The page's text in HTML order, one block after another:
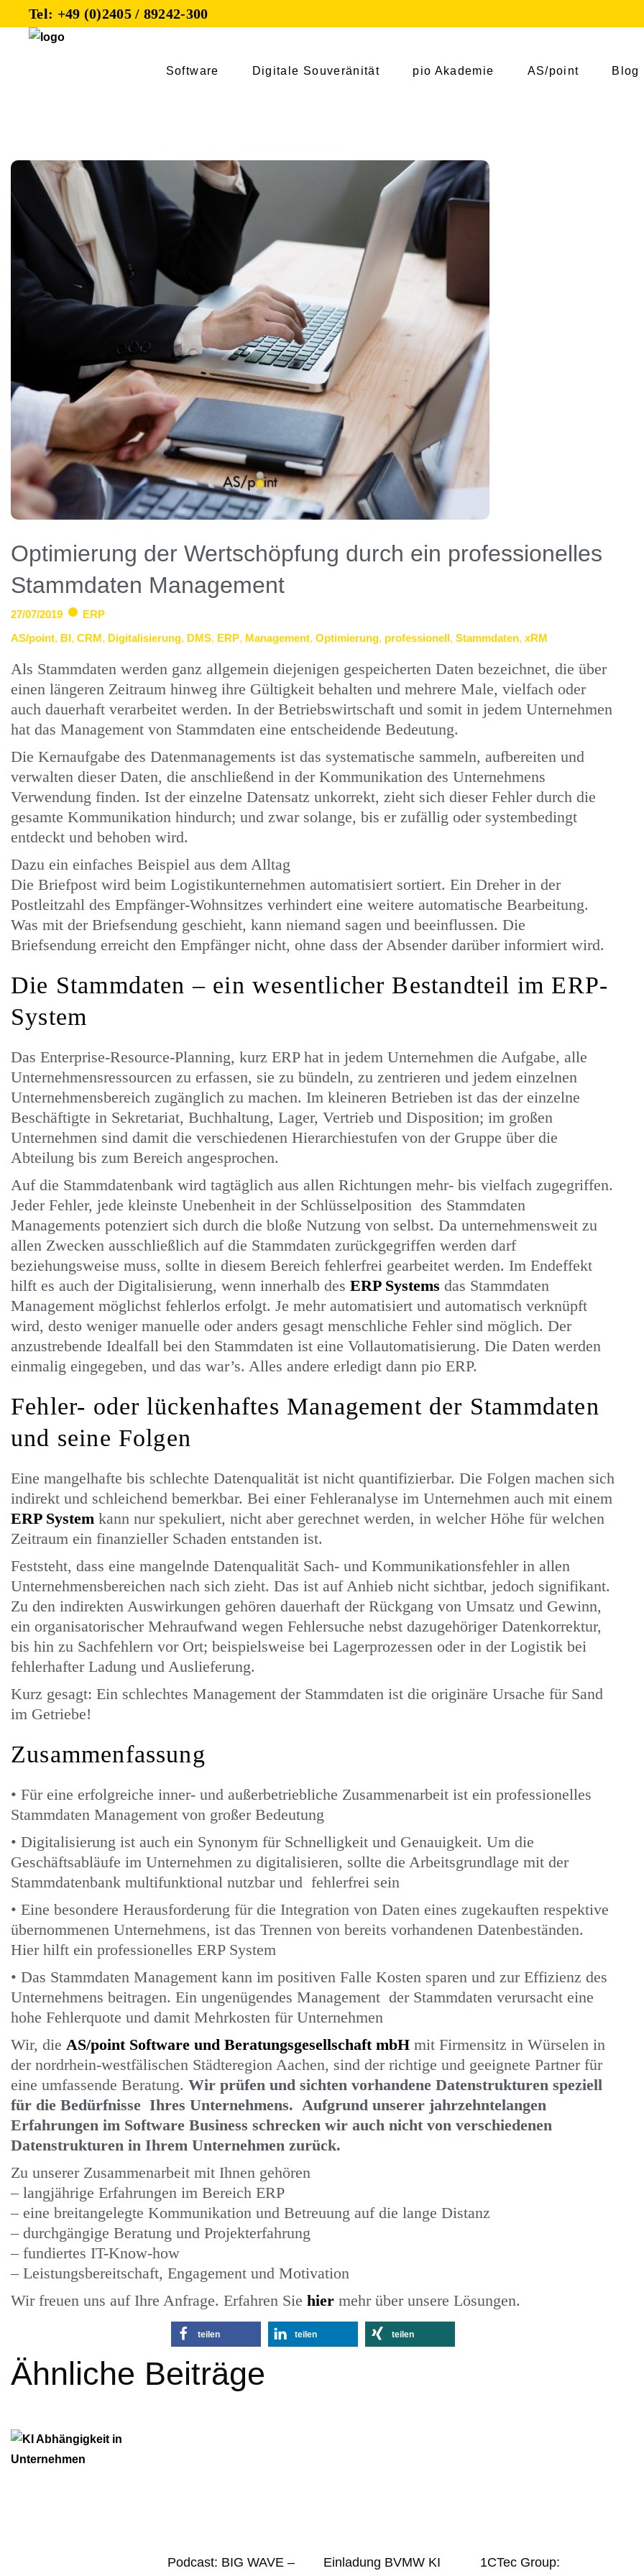
Tel: +49 (0)2405 / 89242-300
Software Digitale Souveränität pio Akademie AS/point Blog
Optimierung der Wertschöpfung durch ein professionelles
Stammdaten Management
27/07/2019
ERP
AS/point, BI, CRM, Digitalisierung, DMS, ERP, Management, Optimierung, professionell, Stammdaten, xRM
Als Stammdaten werden ganz allgemein diejenigen gespeicherten Daten bezeichnet, die über
einen längeren Zeitraum hinweg ihre Gültigkeit behalten und mehrere Male, vielfach oder
auch dauerhaft verarbeitet werden. In der Betriebswirtschaft und somit in jedem Unternehmen
hat das Management von Stammdaten eine entscheidende Bedeutung.
Die Kernaufgabe des Datenmanagements ist das systematische sammeln, aufbereiten und
verwalten dieser Daten, die anschließend in der Kommunikation des Unternehmens
Verwendung finden. Ist der einzelne Datensatz unkorrekt, zieht sich dieser Fehler durch die
gesamte Kommunikation hindurch; und zwar solange, bis er zufällig oder systembedingt
entdeckt und behoben wird.
Dazu ein einfaches Beispiel aus dem Alltag
Die Briefpost wird beim Logistikunternehmen automatisiert sortiert. Ein Dreher in der
Postleitzahl des Empfänger-Wohnsitzes verhindert eine weitere automatische Bearbeitung.
Was mit der Briefsendung geschieht, kann niemand sagen und beeinflussen. Die
Briefsendung erreicht den Empfänger nicht, ohne dass der Absender darüber informiert wird.
Die Stammdaten – ein wesentlicher Bestandteil im ERP-
System
Das Enterprise-Resource-Planning, kurz ERP hat in jedem Unternehmen die Aufgabe, alle
Unternehmensressourcen zu erfassen, sie zu bündeln, zu zentrieren und jedem einzelnen
Unternehmensbereich zugänglich zu machen. Im kleineren Betrieben ist das der einzelne
Beschäftigte in Sekretariat, Buchhaltung, Lager, Vertrieb und Disposition; im großen
Unternehmen sind damit die verschiedenen Hierarchiestufen von der Gruppe über die
Abteilung bis zum Bereich angesprochen.
Auf die Stammdatenbank wird tagtäglich aus allen Richtungen mehr- bis vielfach zugegriffen.
Jeder Fehler, jede kleinste Unebenheit in der Schlüsselposition des Stammdaten
Managements potenziert sich durch die bloße Nutzung von selbst. Da unternehmensweit zu
allen Zwecken ausschließlich auf die Stammdaten zurückgegriffen werden darf
beziehungsweise muss, sollte in diesem Bereich fehlerfrei gearbeitet werden. Im Endeffekt
hilft es auch der Digitalisierung, wenn innerhalb des ERP Systems das Stammdaten
Management möglichst fehlerlos erfolgt. Je mehr automatisiert und automatisch verknüpft
wird, desto weniger manuelle oder anders gesagt menschliche Fehler sind möglich. Der
anzustrebende Idealfall bei den Stammdaten ist eine Vollautomatisierung. Die Daten werden
einmalig eingegeben, und das war’s. Alles andere erledigt dann pio ERP.
Fehler- oder lückenhaftes Management der Stammdaten
und seine Folgen
Eine mangelhafte bis schlechte Datenqualität ist nicht quantifizierbar. Die Folgen machen sich
indirekt und schleichend bemerkbar. Bei einer Fehleranalyse im Unternehmen auch mit einem
ERP System kann nur spekuliert, nicht aber gerechnet werden, in welcher Höhe für welchen
Zeitraum ein finanzieller Schaden entstanden ist.
Feststeht, dass eine mangelnde Datenqualität Sach- und Kommunikationsfehler in allen
Unternehmensbereichen nach sich zieht. Das ist auf Anhieb nicht sichtbar, jedoch signifikant.
Zu den indirekten Auswirkungen gehören dauerhaft der Rückgang von Umsatz und Gewinn,
ein organisatorischer Mehraufwand wegen Fehlersuche nebst dazugehöriger Datenkorrektur,
bis hin zu Sachfehlern vor Ort; beispielsweise bei Lagerprozessen oder in der Logistik bei
fehlerhafter Ladung und Auslieferung.
Kurz gesagt: Ein schlechtes Management der Stammdaten ist die originäre Ursache für Sand
im Getriebe!
Zusammenfassung
• Für eine erfolgreiche inner- und außerbetriebliche Zusammenarbeit ist ein professionelles
Stammdaten Management von großer Bedeutung
• Digitalisierung ist auch ein Synonym für Schnelligkeit und Genauigkeit. Um die
Geschäftsabläufe im Unternehmen zu digitalisieren, sollte die Arbeitsgrundlage mit der
Stammdatenbank multifunktional nutzbar und fehlerfrei sein
• Eine besondere Herausforderung für die Integration von Daten eines zugekauften respektive
übernommenen Unternehmens, ist das Trennen von bereits vorhandenen Datenbeständen.
Hier hilft ein professionelles ERP System
• Das Stammdaten Management kann im positiven Falle Kosten sparen und zur Effizienz des
Unternehmens beitragen. Ein ungenügendes Management der Stammdaten verursacht eine
hohe Fehlerquote und damit Mehrkosten für Unternehmen
Wir, die AS/point Software und Beratungsgesellschaft mbH mit Firmensitz in Würselen in
der nordrhein-westfälischen Städteregion Aachen, sind der richtige und geeignete Partner für
eine umfassende Beratung. Wir prüfen und sichten vorhandene Datenstrukturen speziell
für die Bedürfnisse Ihres Unternehmens. Aufgrund unserer jahrzehntelangen
Erfahrungen im Software Business schrecken wir auch nicht von verschiedenen
Datenstrukturen in Ihrem Unternehmen zurück.
Zu unserer Zusammenarbeit mit Ihnen gehören
– langjährige Erfahrungen im Bereich ERP
– eine breitangelegte Kommunikation und Betreuung auf die lange Distanz
– durchgängige Beratung und Projekterfahrung
– fundiertes IT-Know-how
– Leistungsbereitschaft, Engagement und Motivation
Wir freuen uns auf Ihre Anfrage. Erfahren Sie hier mehr über unsere Lösungen.
teilen teilen teilen
Ähnliche Beiträge
Podcast: BIG WAVE –
Einladung BVMW KI
1CTec Group: